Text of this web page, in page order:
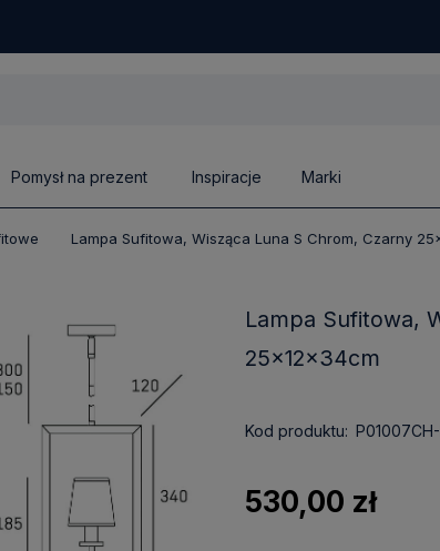
Pomysł na prezent Inspiracje Marki
Lampa Sufitowa, Wisząca Luna S Chrom, Czarny
Lampa Sufitowa,
25x12x34cm
Kod produktu:
530,00 zł